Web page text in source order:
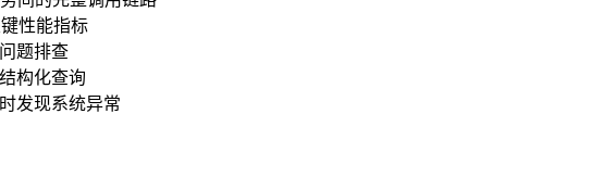
性能指标
题排查
构化查询
发现系统异常